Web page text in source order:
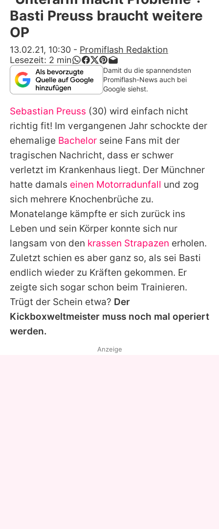
Alle Themen auf Promiflash
App runterladen
Team
Redaktionelle Richtlinien
Impressum
Datenschutzerklärung
Nutzungsbedingungen
Utiq verwalten
Basti Preuss braucht weitere
OP
13.02.21, 10:30 - Promiflash Redaktion
Lesezeit: 2 min
Damit du die spannendsten
Promiflash-News auch bei
Google siehst.
Sebastian Preuss (30) wird einfach nicht
richtig fit! Im vergangenen Jahr schockte der
ehemalige Bachelor seine Fans mit der
tragischen Nachricht, dass er schwer
verletzt im Krankenhaus liegt. Der Münchner
hatte damals einen Motorradunfall und zog
sich mehrere Knochenbrüche zu.
Monatelange kämpfte er sich zurück ins
Leben und sein Körper konnte sich nur
langsam von den krassen Strapazen erholen.
Zuletzt schien es aber ganz so, als sei Basti
endlich wieder zu Kräften gekommen. Er
zeigte sich sogar schon beim Trainieren.
Trügt der Schein etwa? Der
Kickboxweltmeister muss noch mal operiert
werden.
Anzeige